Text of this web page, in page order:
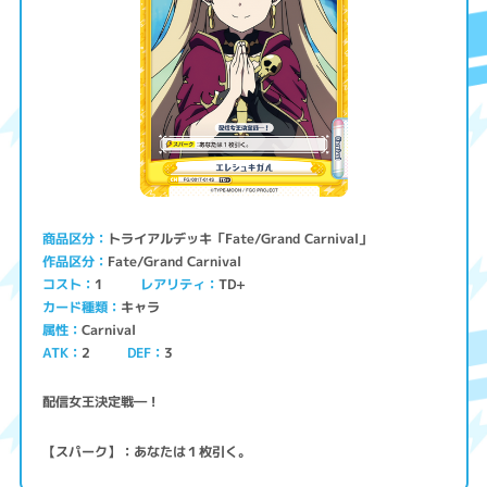
商品区分 トライアルデッキ「Fate/Grand Carnival」
作品区分 Fate/Grand Carnival
コスト 1 レアリティ TD+
カード種類 キャラ
属性 Carnival
ATK 2 DEF 3
配信女王決定戦―！
【スパーク】：あなたは１枚引く。